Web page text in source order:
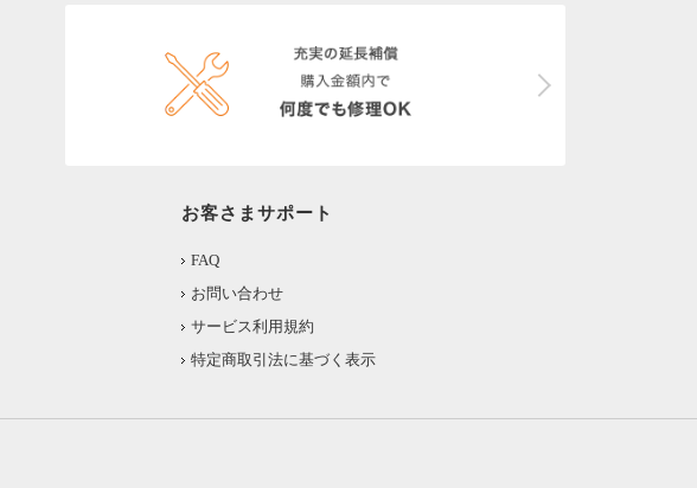
お客さまサポート
FAQ
お問い合わせ
サービス利用規約
特定商取引法に基づく表示